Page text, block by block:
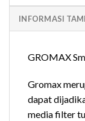
INFORMASI
GROMAX
Gromax
dapat
media filter